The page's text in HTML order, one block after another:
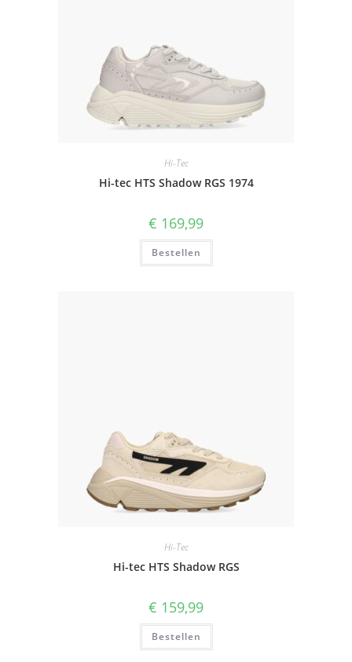
Hi-Tec
Hi-tec HTS Shadow RGS 1974
€ 169,99
Bestellen
Hi-Tec
Hi-tec HTS Shadow RGS
€ 159,99
Bestellen